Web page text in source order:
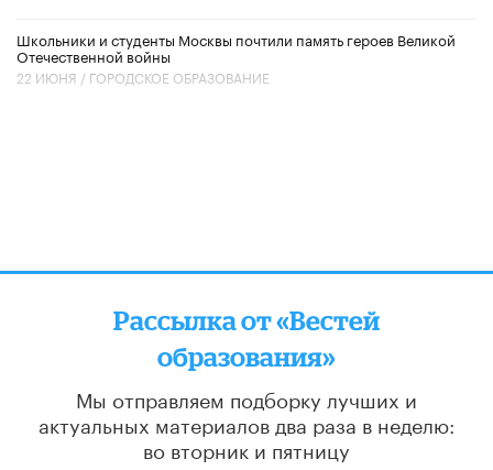
Школьники и студенты Москвы почтили память героев Великой
Отечественной войны
22 ИЮНЯ / ГОРОДСКОЕ ОБРАЗОВАНИЕ
Рассылка от «Вестей
образования»
Мы отправляем подборку лучших и
актуальных материалов два раза в неделю:
во вторник и пятницу